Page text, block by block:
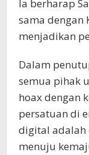
Ia berharap
sama dengan
menjadikan
Dalam
semua pihak
hoax dengan
persatuan di
digital adalah
menuju